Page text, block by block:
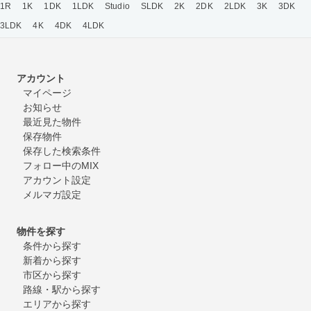
1R 1K 1DK 1LDK Studio SLDK 2K 2DK 2LDK 3K
3DK
3LDK
4K 4DK 4LDK
アカウント
マイページ
お知らせ
最近見た物件
保存物件
保存した検索条件
フォロー中のMIX
アカウント設定
メルマガ設定
物件を探す
条件から探す
新着から探す
市区から探す
路線・駅から探す
エリアから探す